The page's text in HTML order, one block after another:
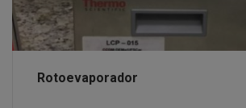
Rotoevaporador